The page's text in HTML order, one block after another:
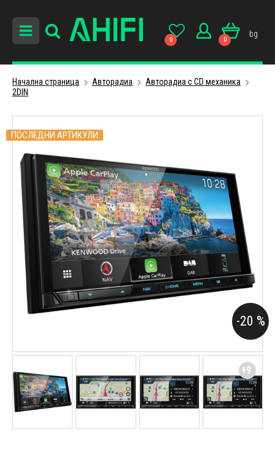
0 0
bg
Начална страница Авторадиa
Авторадиа с CD механика
2DIN
-20 %
ПОСЛЕДНИ АРТИКУЛИ
+9